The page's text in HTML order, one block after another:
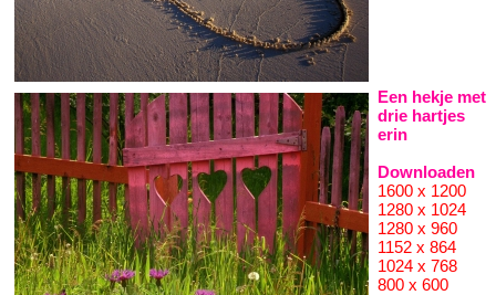
Een hekje met
drie hartjes
erin
Downloaden
1600 x 1200
1280 x 1024
1280 x 960
1152 x 864
1024 x 768
800 x 600